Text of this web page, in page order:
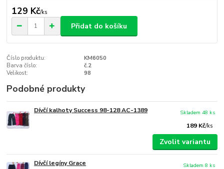
129 Kč/ks
Přidat do košíku
Číslo produktu:
KM6050
Barva číslo:
č.2
Velikost:
98
Podobné produkty
Dívčí kalhoty Success 98-128 AC-1389
189 Kč/ks
Skladem 48 ks
Zvolit variantu
Dívčí legíny Grace
Skladem 8 ks